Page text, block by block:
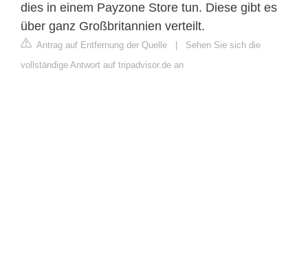
dies in einem Payzone Store tun. Diese gibt es
über ganz Großbritannien verteilt.
Antrag auf Entfernung der Quelle
Sehen Sie sich die
vollständige Antwort auf tripadvisor.de an